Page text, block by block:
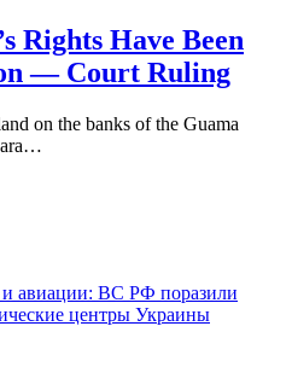
Rights Have Been
— Court Ruling
on the banks of the Guama
авиации: ВС РФ поразили
центры Украины